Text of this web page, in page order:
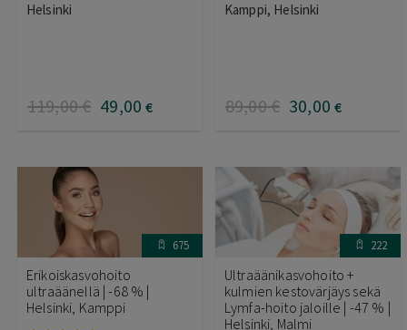
Helsinki
119,00€ 49,00 €
Kamppi, Helsinki
89,00€ 30,00 €
675
Erikoiskasvohoito
ultraäänellä | -68 % |
Helsinki, Kamppi
222
Ultraäänikasvohoito +
kulmien kestovärjäys sekä
Lymfa-hoito jaloille | -47 % |
Helsinki, Malmi